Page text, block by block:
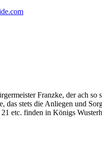
Franzke, der ach so
stets die Anliegen und
etc. finden in Königs